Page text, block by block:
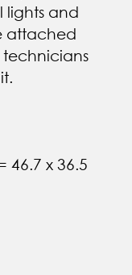
lights and
attached
46.7 x 36.5